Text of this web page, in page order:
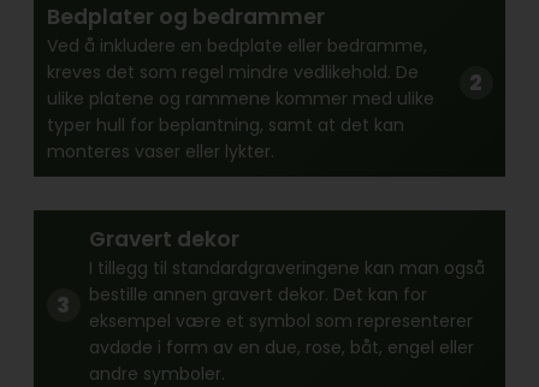
Bedplater og bedrammer
Ved å inkludere en bedplate eller bedramme,
kreves det som regel mindre vedlikehold. De
ulike platene og rammene kommer med ulike
typer hull for beplantning, samt at det kan
monteres vaser eller lykter.
Gravert dekor
I tillegg til standardgraveringene kan man også
bestille annen gravert dekor. Det kan for
eksempel være et symbol som representerer
avdøde i form av en due, rose, båt, engel eller
andre symboler.